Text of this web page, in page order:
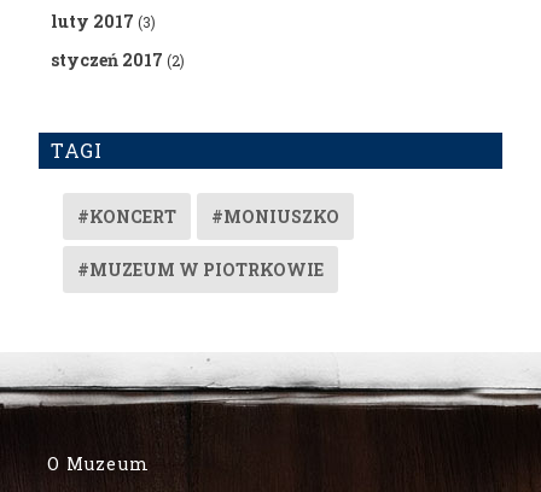
luty 2017 (3)
styczeń 2017 (2)
TAGI
#KONCERT #MONIUSZKO
#MUZEUM W PIOTRKOWIE
O Muzeum